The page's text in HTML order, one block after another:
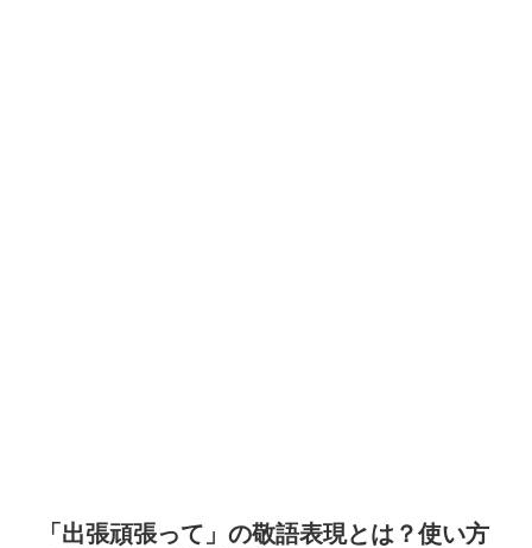
「出張頑張って」の敬語表現とは？使い方